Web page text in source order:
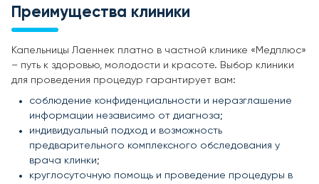
Преимущества клиники
Капельницы Лаеннек платно в частной клинике «Медплюс»
– путь к здоровью, молодости и красоте. Выбор клиники
для проведения процедур гарантирует вам:
соблюдение конфиденциальности и неразглашение
информации независимо от диагноза;
индивидуальный подход и возможность
предварительного комплексного обследования у
врача клинки;
круглосуточную помощь и проведение процедуры в